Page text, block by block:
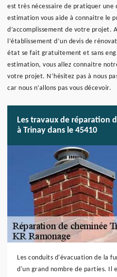
est très nécessaire de pratiquer une
estimation vous aide à connaitre le
d’accomplissement de votre projet.
l’établissement d’un devis de
état se fait gratuitement et sans
estimation, vous allez connaitre
votre projet. N’hésitez pas à nous
car nous n’allons pas vous décevoir.
Les travaux de réparation
à Trinay dans le 45410
Les conduits d'évacuation de la
d'un grand nombre de parties. Il